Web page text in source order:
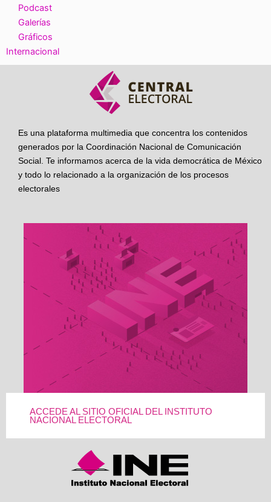
Podcast
Galerías
Gráficos
Internacional
Es una plataforma multimedia que concentra los contenidos
generados por la Coordinación Nacional de Comunicación
Social. Te informamos acerca de la vida democrática de México
y todo lo relacionado a la organización de los procesos
electorales
ACCEDE AL SITIO OFICIAL DEL INSTITUTO
NACIONAL ELECTORAL